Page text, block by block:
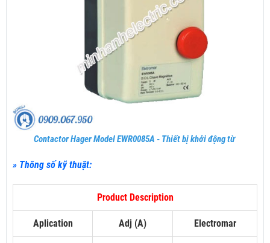
Contactor Hager Model EWR0085A - Thiết bị khởi động từ
» Thông số kỹ thuật:
Product Description
Aplication Adj (A) Electromar